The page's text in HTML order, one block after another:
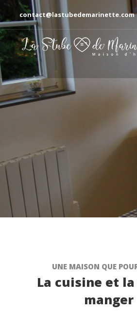
contact@lastubedemarinette.com
UNE MAISON QUE
La cuisine et
manger